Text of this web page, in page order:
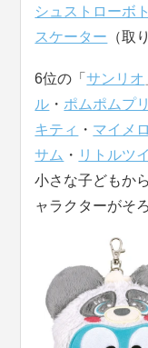
シュストローボ
スケーター （取
6位の「サンリオ
ル ・ポムポムプ
キティ ・ マイメ
サム ・ リトルツ
小さな子どもか
ャラクターがそ